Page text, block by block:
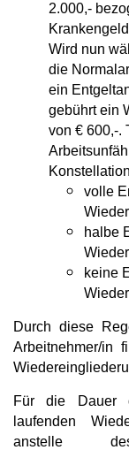
2.000,-
Wird nun
die
ein
gebührt ein
von € 600,-.
volle
halbe
keine
Durch diese
Arbeitnehmer/in
Für die Dauer
laufenden
anstelle